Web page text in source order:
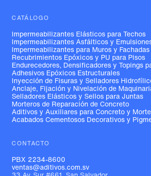
CATÁLOGO
Impermeabilizantes Elásticos para Techos
Impermeabilizantes Asfálticos y
Impermeabilizantes para Muros y Fachadas
Recubrimientos Epóxicos y PU para Pisos
Endurecedores, Densificadores y Topings
Adhesivos Epóxicos Estructurales
Inyección de Fisuras y Selladores
Anclaje, Fijación y Nivelación de
Selladores Elásticos y Sellos para Juntas
Morteros de Reparación de Concreto
Aditivos y Auxiliares para Concreto y
Acabados Cementosos Decorativos y
CONTACTO
PBX 2234-8600
ventas@aditivos.com.sv